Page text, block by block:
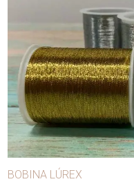
BOBINA LÚREX